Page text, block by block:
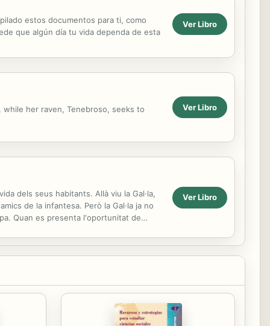
estos documentos para ti, como
que algún día tu vida dependa de esta
Ver Libro
her raven, Tenebroso, seeks to Ver Libro
dels seus habitants. Allà viu la Gal·la,
de la infantesa. Però la Gal·la ja no
Quan es presenta l'oportunitat de
Ver Libro